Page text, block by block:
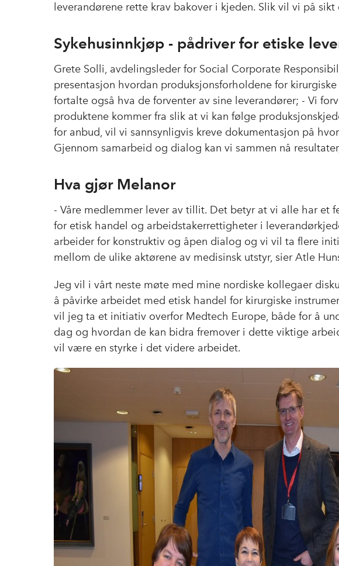
leverandørene rette krav bakover i kjeden. Slik vil vi på
Sykehusinnkjøp - pådriver for etiske
Grete Solli, avdelingsleder for Social Corporate
presentasjon hvordan produksjonsforholdene for
fortalte også hva de forventer av sine leverandører; - Vi
produktene kommer fra slik at vi kan følge
for anbud, vil vi sannsynligvis kreve dokumentasjon på
Gjennom samarbeid og dialog kan vi sammen nå
Hva gjør Melanor
- Våre medlemmer lever av tillit. Det betyr at vi alle har et
for etisk handel og arbeidstakerrettigheter i
arbeider for konstruktiv og åpen dialog og vi vil ta flere
mellom de ulike aktørene av medisinsk utstyr, sier Atle
Jeg vil i vårt neste møte med mine nordiske kollegaer
å påvirke arbeidet med etisk handel for kirurgiske
vil jeg ta et initiativ overfor Medtech Europe, både for å
dag og hvordan de kan bidra fremover i dette viktige
vil være en styrke i det videre arbeidet.